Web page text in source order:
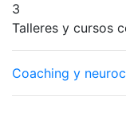
3
Talleres y cursos
Coaching y